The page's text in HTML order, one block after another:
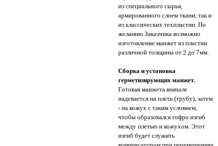
из специального сырья,
армированного слоем ткани, так и
из классических техпластин. По
желанию Заказчика возможно
изготовление манжет из пластин
различной толщины от 2 до 7мм.
Сборка и установка
герметизирующих манжет.
Готовая манжета вначале
надевается на плеть (трубу), затем
- на кожух с таким условием,
чтобы образовался гофро изгиб
между плетью и кожухом. Этот
изгиб будет служить